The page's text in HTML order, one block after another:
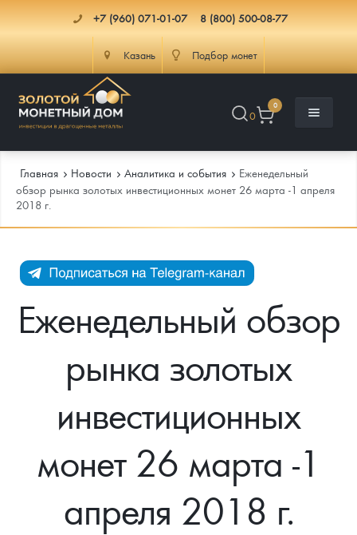
+7 (960) 071-01-07 8 (800) 500-08-77
Казань Подбор монет
0
0
Каталог
Каталог Монет
Монеты Россия и СССР
Иностранные
Памятные и старинные монеты
Памятные монеты России и СССР
Монеты и жетоны ЗМД
Золотые слитки
Аксессуары
Инфо
Подлинность монет
Выкуп серебряных монет
Вопрос - ответ
Памятка для работы с монетами из драгметаллов
Услуги
Подбор монет
Георгий Победоносец - динамика цен
Лом выкуп
Скупка слитков
О нас
Наши преимущества
Главная Новости Аналитика и события
Еженедельный
обзор рынка золотых инвестиционных монет 26 марта -1 апреля
2018 г.
Еженедельный обзор
рынка золотых
инвестиционных
монет 26 марта -1
апреля 2018 г.